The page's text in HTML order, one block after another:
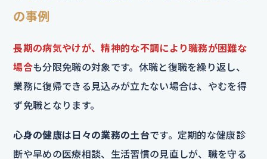
の事例
長期の病気やけが、精神的な不調により職務が困難な
場合も分限免職の対象です。休職と復職を繰り返し、
業務に復帰できる見込みが立たない場合は、やむを得
ず免職となります。
心身の健康は日々の業務の土台です。定期的な健康診
断や早めの医療相談、生活習慣の見直しが、職を守る